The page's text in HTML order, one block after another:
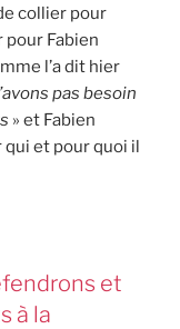
collier pour
Fabien
l’a dit hier
pas besoin
» et Fabien
qui et pour quoi il
et
à la